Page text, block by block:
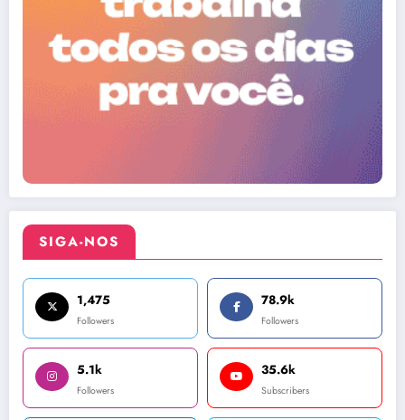
SIGA-NOS
1,475
Followers
78.9k
Followers
5.1k
Followers
35.6k
Subscribers